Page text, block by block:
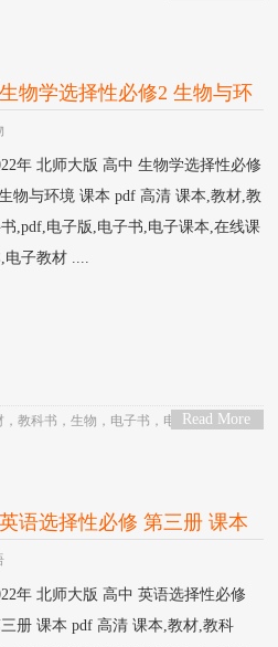
物学选择性必修2 生物与环
年 北师大版 高中 生物学选择性必修
物与环境 课本 pdf 高清 课本,教材,教
,pdf,电子版,电子书,电子课本,在线课
电子教材 ....
Read More
，教科书 ，生物 ， 电子书 ， 电子教材 ，电
语选择性必修 第三册 课本
年 北师大版 高中 英语选择性必修
册 课本 pdf 高清 课本,教材,教科